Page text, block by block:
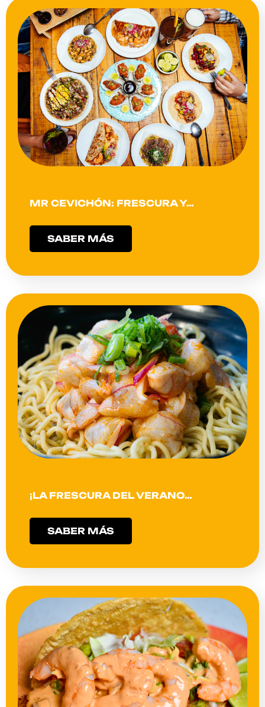
MR CEVICHÓN: FRESCURA Y…
SABER MÁS
¡LA FRESCURA DEL VERANO…
SABER MÁS